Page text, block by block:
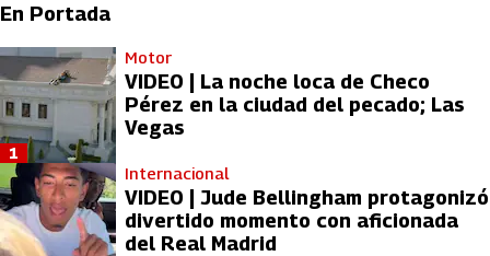
En Portada
Motor
VIDEO | La noche loca de Checo
Pérez en la ciudad del pecado; Las
Vegas
1
Internacional
VIDEO | Jude Bellingham protagonizó
divertido momento con aficionada
del Real Madrid